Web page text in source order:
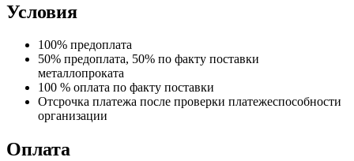
Условия
100% предоплата
50% предоплата, 50% по факту поставки
металлопроката
100 % оплата по факту поставки
Отсрочка платежа после проверки платежеспособности
организации
Оплата